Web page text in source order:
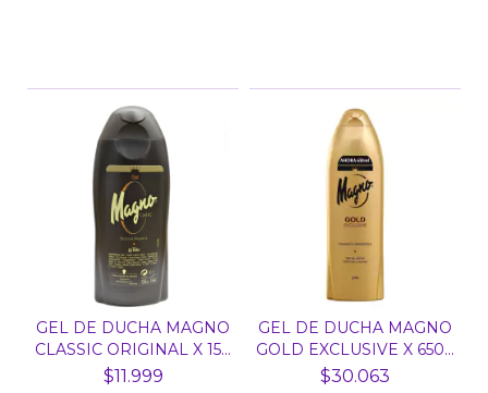
GEL DE DUCHA MAGNO
CLASSIC ORIGINAL X 15...
$11.999
GEL DE DUCHA MAGNO
GOLD EXCLUSIVE X 650...
$30.063